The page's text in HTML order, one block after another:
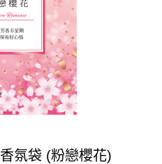
氛袋 (粉戀櫻花)